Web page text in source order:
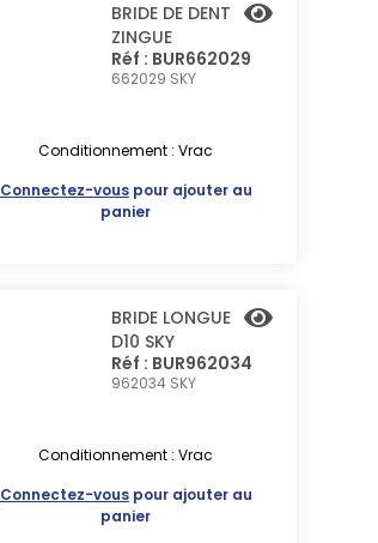
BRIDE DE DENT
ZINGUE
Réf : BUR662029
662029 SKY
Conditionnement : Vrac
Connectez-vouspour ajouter au
panier
BRIDE LONGUE
D10 SKY
Réf : BUR962034
962034 SKY
Conditionnement : Vrac
Connectez-vouspour ajouter au
panier